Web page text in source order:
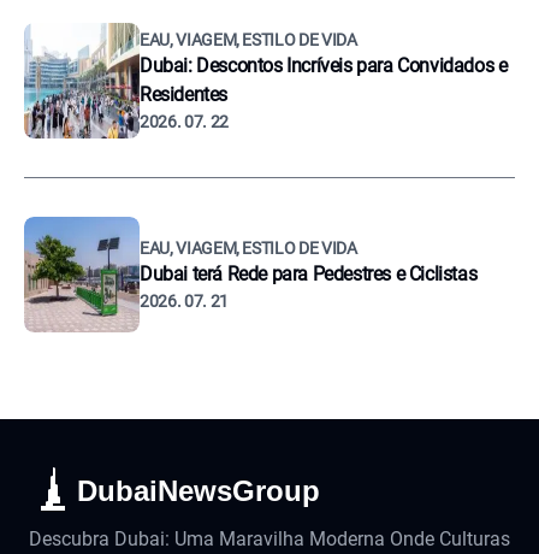
EAU, VIAGEM, ESTILO DE VIDA
Dubai: Descontos Incríveis para Convidados e
Residentes
2026. 07. 22
EAU, VIAGEM, ESTILO DE VIDA
Dubai terá Rede para Pedestres e Ciclistas
2026. 07. 21
DubaiNewsGroup
Descubra Dubai: Uma Maravilha Moderna Onde Culturas